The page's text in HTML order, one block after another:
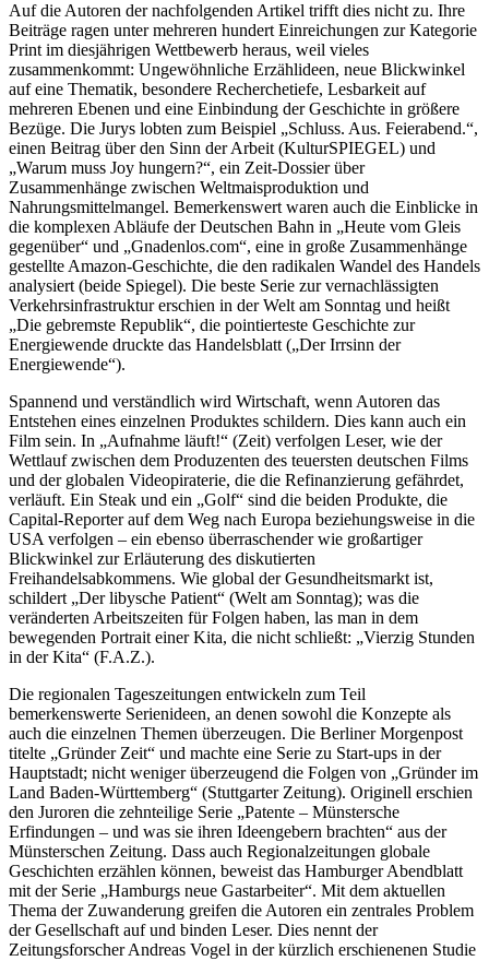
Auf die Autoren der nachfolgenden Artikel trifft dies nicht zu. Ihre
Beiträge ragen unter mehreren hundert Einreichungen zur Kategorie
Print im diesjährigen Wettbewerb heraus, weil vieles
zusammenkommt: Ungewöhnliche Erzählideen, neue Blickwinkel
auf eine Thematik, besondere Recherchetiefe, Lesbarkeit auf
mehreren Ebenen und eine Einbindung der Geschichte in größere
Bezüge. Die Jurys lobten zum Beispiel „Schluss. Aus. Feierabend.“,
einen Beitrag über den Sinn der Arbeit (KulturSPIEGEL) und
„Warum muss Joy hungern?“, ein Zeit-Dossier über
Zusammenhänge zwischen Weltmaisproduktion und
Nahrungsmittelmangel. Bemerkenswert waren auch die Einblicke in
die komplexen Abläufe der Deutschen Bahn in „Heute vom Gleis
gegenüber“ und „Gnadenlos.com“, eine in große Zusammenhänge
gestellte Amazon-Geschichte, die den radikalen Wandel des Handels
analysiert (beide Spiegel). Die beste Serie zur vernachlässigten
Verkehrsinfrastruktur erschien in der Welt am Sonntag und heißt
„Die gebremste Republik“, die pointierteste Geschichte zur
Energiewende druckte das Handelsblatt („Der Irrsinn der
Energiewende“).
Spannend und verständlich wird Wirtschaft, wenn Autoren das
Entstehen eines einzelnen Produktes schildern. Dies kann auch ein
Film sein. In „Aufnahme läuft!“ (Zeit) verfolgen Leser, wie der
Wettlauf zwischen dem Produzenten des teuersten deutschen Films
und der globalen Videopiraterie, die die Refinanzierung gefährdet,
verläuft. Ein Steak und ein „Golf“ sind die beiden Produkte, die
Capital-Reporter auf dem Weg nach Europa beziehungsweise in die
USA verfolgen – ein ebenso überraschender wie großartiger
Blickwinkel zur Erläuterung des diskutierten
Freihandelsabkommens. Wie global der Gesundheitsmarkt ist,
schildert „Der libysche Patient“ (Welt am Sonntag); was die
veränderten Arbeitszeiten für Folgen haben, las man in dem
bewegenden Portrait einer Kita, die nicht schließt: „Vierzig Stunden
in der Kita“ (F.A.Z.).
Die regionalen Tageszeitungen entwickeln zum Teil
bemerkenswerte Serienideen, an denen sowohl die Konzepte als
auch die einzelnen Themen überzeugen. Die Berliner Morgenpost
titelte „Gründer Zeit“ und machte eine Serie zu Start-ups in der
Hauptstadt; nicht weniger überzeugend die Folgen von „Gründer im
Land Baden-Württemberg“ (Stuttgarter Zeitung). Originell erschien
den Juroren die zehnteilige Serie „Patente – Münstersche
Erfindungen – und was sie ihren Ideengebern brachten“ aus der
Münsterschen Zeitung. Dass auch Regionalzeitungen globale
Geschichten erzählen können, beweist das Hamburger Abendblatt
mit der Serie „Hamburgs neue Gastarbeiter“. Mit dem aktuellen
Thema der Zuwanderung greifen die Autoren ein zentrales Problem
der Gesellschaft auf und binden Leser. Dies nennt der
Zeitungsforscher Andreas Vogel in der kürzlich erschienenen Studie